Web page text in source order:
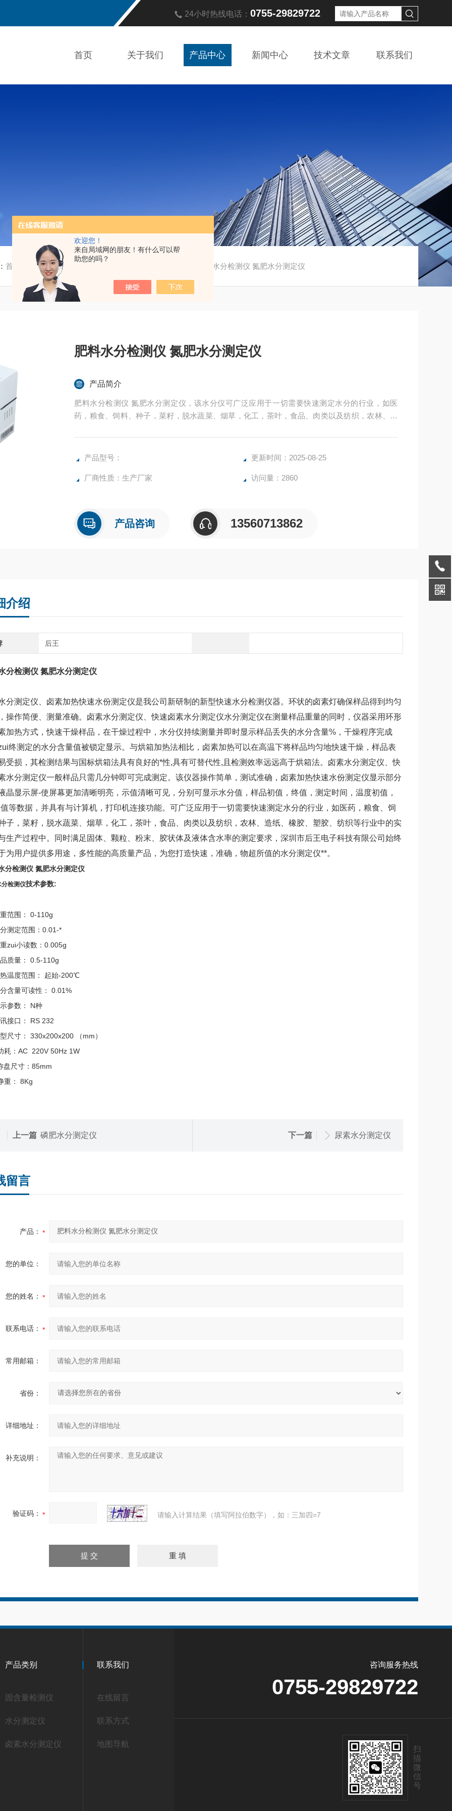
欢迎您！
来自局域网的朋友！有什么可以帮
助您的吗？
24小时热线电话： 0755-29829722
首页 关于我们 产品中心 新闻中心 技术文章 联系我们
首页 产品中心/ / 肥料水分检测仪 氮肥水分测定仪
肥料水分检测仪 氮肥水分测定仪
产品简介
肥料水分检测仪 氮肥水分测定仪，该水分仪可广泛应用于一切需要快速测定水分的行业，如医
药，粮食、饲料、种子，菜籽，脱水蔬菜、烟草，化工，茶叶，食品、肉类以及纺织，农林、造
高质量产品，为您打造快速，准确，物超所值的水分测定仪**。
产品型号： 更新时间：2025-08-25
厂商性质：生产厂家 访问量：2860
产品咨询 13560713862
介绍
后王
分检测仪 氮肥水分测定仪
分测定仪、卤素加热快速水份测定仪是我公司新研制的新型快速水分检测仪器。环状的卤素灯确保样品得到均匀
操作简便、测量准确。卤素水分测定仪、快速卤素水分测定仪水分测定仪在测量样品重量的同时，仪器采用环形
加热方式，快速干燥样品，在干燥过程中，水分仪持续测量并即时显示样品丢失的水分含量%，干燥程序完成
终测定的水分含量值被锁定显示。与烘箱加热法相比，卤素加热可以在高温下将样品均匀地快速干燥，样品表
受损，其检测结果与国标烘箱法具有良好的*性,具有可替代性,且检测效率远远高于烘箱法。卤素水分测定仪、快
水分测定仪一般样品只需几分钟即可完成测定。该仪器操作简单，测试准确， 卤素加热快速水份测定仪显示部分
晶显示屏-使屏幕更加清晰明亮，示值清晰可见，分别可显示水分值，样品初值，终值，测定时间，温度初值，
等数据，并具有与计算机，打印机连接功能。可广泛应用于一切需要快速测定水分的行业，如医药，粮食、饲
子，菜籽，脱水蔬菜、烟草，化工，茶叶，食品、肉类以及纺织，农林、造纸、橡胶、塑胶、纺织等行业中的实
生产过程中。同时满足固体、颗粒、粉末、胶状体及液体含水率的测定要求，深圳市后王电子科技有限公司始终
为用户提供多用途，多性能的高质量产品，为您打造快速，准确，物超所值的水分测定仪**。
分检测仪 氮肥水分测定仪
检测仪技术参数:
范围： 0-110g
测定范围：0.01-*
zui小读数：0.005g
质量： 0.5-110g
温度范围： 起始-200℃
含量可读性： 0.01%
参数： N种
接口： RS 232
尺寸： 330x200x200 （mm）
耗：AC 220V 50Hz 1W
盘尺寸：85mm
重： 8Kg
上一篇 磷肥水分测定仪 下一篇 尿素水分测定仪
留言
产品：
您的单位：
您的姓名：
联系电话：
常用邮箱：
省份：
详细地址：
补充说明：
验证码： 请输入计算结果（填写阿拉伯数字），如：三加四=7
产品类别
固含量检测仪
水分测定仪
卤素水分测定仪
联系我们
在线留言
联系方式
地图导航
咨询服务热线
0755-29829722
扫
描
微
信
号